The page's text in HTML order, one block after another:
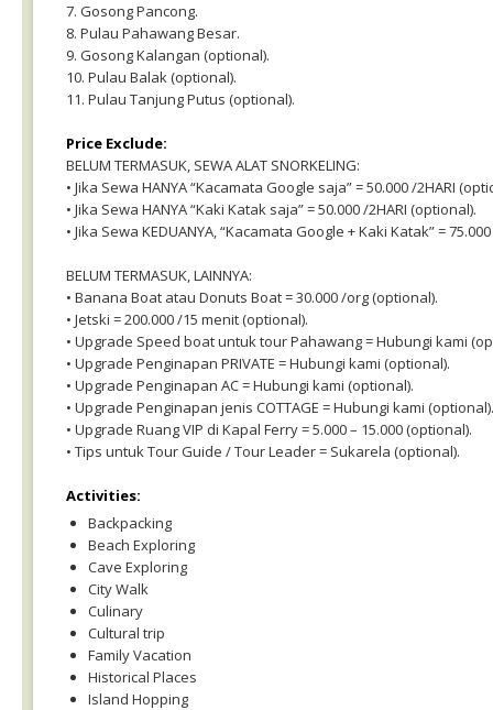
7. Gosong Pancong.
8. Pulau Pahawang Besar.
9. Gosong Kalangan (optional).
10. Pulau Balak (optional).
11. Pulau Tanjung Putus (optional).
Price Exclude:
BELUM TERMASUK, SEWA ALAT SNORKELING:
• Jika Sewa HANYA “Kacamata Google saja” = 50.000 /2HARI
• Jika Sewa HANYA “Kaki Katak saja” = 50.000 /2HARI (optional).
• Jika Sewa KEDUANYA, “Kacamata Google + Kaki Katak” =
BELUM TERMASUK, LAINNYA:
• Banana Boat atau Donuts Boat = 30.000 /org (optional).
• Jetski = 200.000 /15 menit (optional).
• Upgrade Speed boat untuk tour Pahawang = Hubungi kami
• Upgrade Penginapan PRIVATE = Hubungi kami (optional).
• Upgrade Penginapan AC = Hubungi kami (optional).
• Upgrade Penginapan jenis COTTAGE = Hubungi kami (optional).
• Upgrade Ruang VIP di Kapal Ferry = 5.000 – 15.000 (optional).
• Tips untuk Tour Guide / Tour Leader = Sukarela (optional).
Activities:
Backpacking
Beach Exploring
Cave Exploring
City Walk
Culinary
Cultural trip
Family Vacation
Historical Places
Island Hopping